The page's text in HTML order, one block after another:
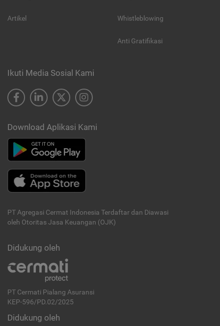
Artikel Whistleblowing
Anti Gratifikasi
Ikuti Media Sosial Kami
Download Aplikasi Kami
PT Agregasi Cermat Indonesia Terdaftar dan Diawasi
oleh Otoritas Jasa Keuangan (OJK)
Didukung oleh
PT Cermati Pialang Asuransi
KEP-596/PD.02/2025
Didukung oleh